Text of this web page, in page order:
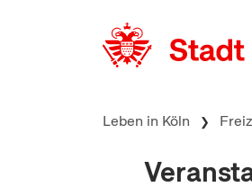
Leben in Köln